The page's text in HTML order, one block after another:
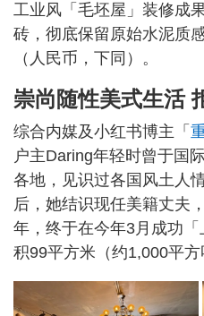
工业风「毛坯屋」装修成
砖，彻底保留原始水泥质
（人民币，下同）。
崇尚随性美式生活
综合内媒及小红书博主「
户主Daring年轻时曾于国
各地，见识过各国风土人
后，她结识现任美籍丈夫
年，终于在今年3月成功
积99平方米（约1,000平方